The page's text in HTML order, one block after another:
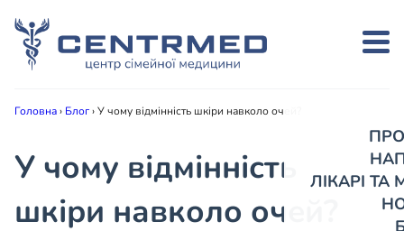
ЛІКАРІ
Головна› Блог›У чому відмінність шкіри навколо очей?
У чому відмінність
шкіри навколо очей?